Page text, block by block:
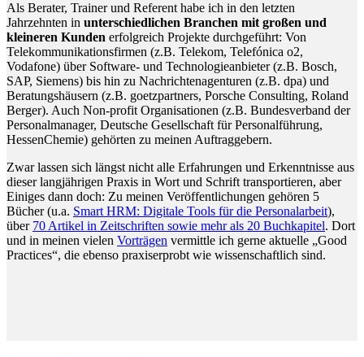
Als Berater, Trainer und Referent habe ich in den letzten
Jahrzehnten in unterschiedlichen Branchen mit großen und
kleineren Kunden erfolgreich Projekte durchgeführt: Von
Telekommunikationsfirmen (z.B. Telekom, Telefónica o2,
Vodafone) über Software- und Technologieanbieter (z.B. Bosch,
SAP, Siemens) bis hin zu Nachrichtenagenturen (z.B. dpa) und
Beratungshäusern (z.B. goetzpartners, Porsche Consulting, Roland
Berger). Auch Non-profit Organisationen (z.B. Bundesverband der
Personalmanager, Deutsche Gesellschaft für Personalführung,
HessenChemie) gehörten zu meinen Auftraggebern.
Zwar lassen sich längst nicht alle Erfahrungen und Erkenntnisse aus
dieser langjährigen Praxis in Wort und Schrift transportieren, aber
Einiges dann doch: Zu meinen Veröffentlichungen gehören 5
Bücher (u.a. Smart HRM: Digitale Tools für die Personalarbeit),
über 70 Artikel in Zeitschriften sowie mehr als 20 Buchkapitel. Dort
und in meinen vielen Vorträgen vermittle ich gerne aktuelle „Good
Practices“, die ebenso praxiserprobt wie wissenschaftlich sind.